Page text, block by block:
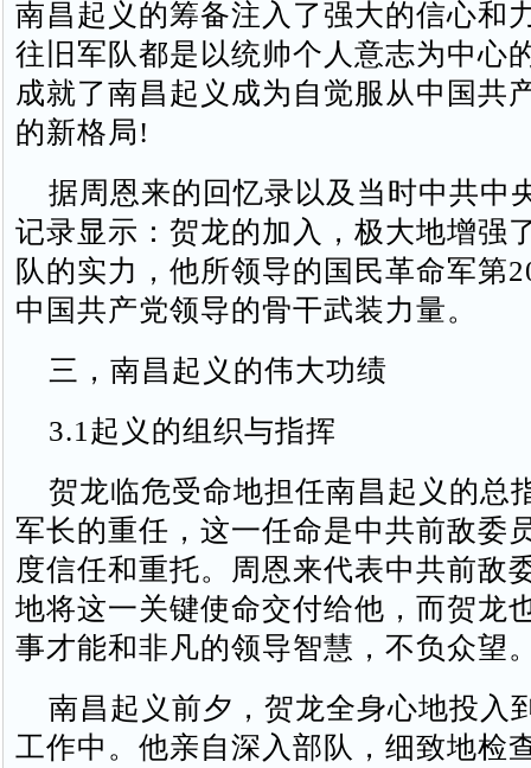
南昌起义的筹备注入了强大的信心和
往旧军队都是以统帅个人意志为中心
成就了南昌起义成为自觉服从中国共
的新格局!
据周恩来的回忆录以及当时中共中
记录显示：贺龙的加入，极大地增强
队的实力，他所领导的国民革命军第
中国共产党领导的骨干武装力量。
三，南昌起义的伟大功绩
3.1起义的组织与指挥
贺龙临危受命地担任南昌起义的总
军长的重任，这一任命是中共前敌委
度信任和重托。周恩来代表中共前敌
地将这一关键使命交付给他，而贺龙
事才能和非凡的领导智慧，不负众望
南昌起义前夕，贺龙全身心地投入
工作中。他亲自深入部队，细致地检